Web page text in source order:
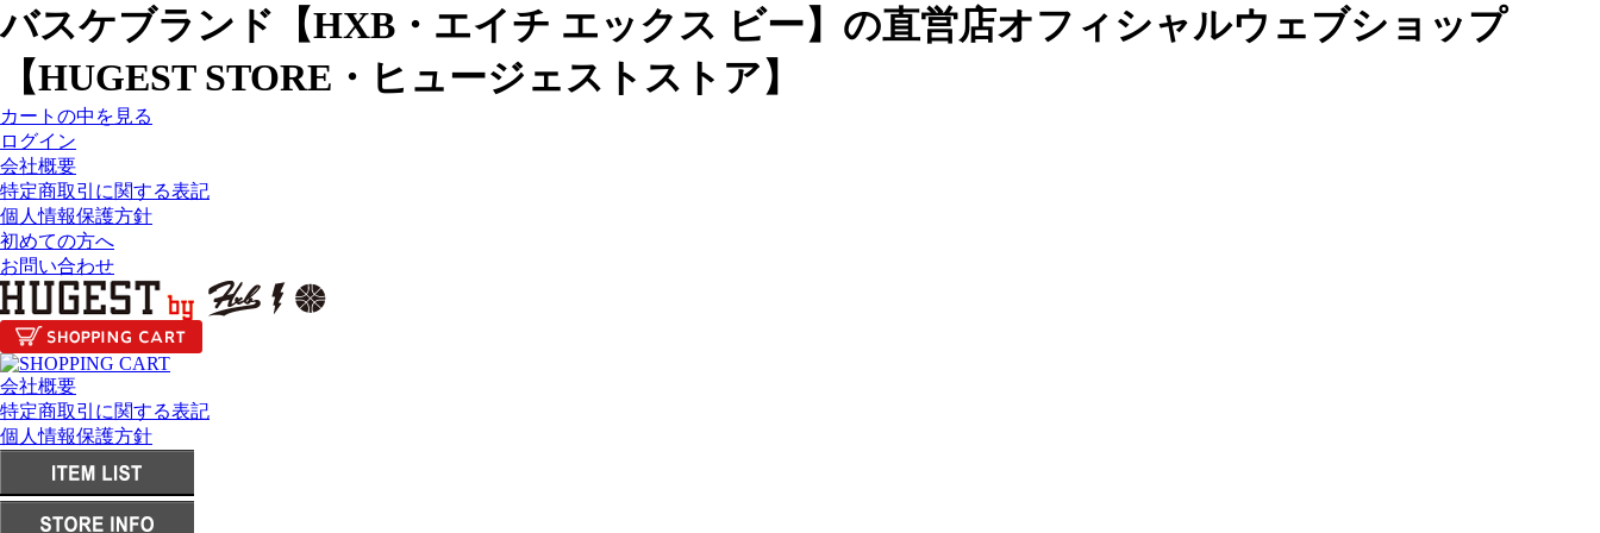
バスケブランド【HXB・エイチ エックス ビー】の直営店オフィシャルウェブショップ
【HUGEST STORE・ヒュージェストストア】
カートの中を見る
ログイン
会社概要
特定商取引に関する表記
個人情報保護方針
初めての方へ
お問い合わせ
会社概要
特定商取引に関する表記
個人情報保護方針